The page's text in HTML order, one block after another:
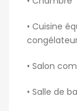
• Cuisine
• Salon
• Salle de